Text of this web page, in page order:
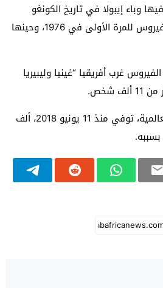
وباء إيبولا في تاريخ الكونغو
الديمقراطية، منذ ظهر الفيروس للمرة الأولى في 1976، وحينها
2014 اجتاح الفيروس غرب أفريقيا “غينيا وليبيريا
شخص.
وبحسب منظمة الصحة العالمية، توفي منذ 11 يونيو 2018، ألف